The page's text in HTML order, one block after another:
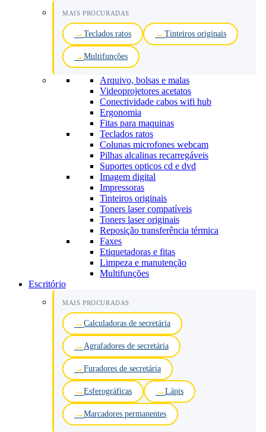
MAIS PROCURADAS
Teclados ratos Tinteiros originais
Multifunções
Arquivo, bolsas e malas
Videoprojetores acetatos
Conectividade cabos wifi hub
Ergonomia
Fitas para maquinas
Teclados ratos
Colunas microfones webcam
Pilhas alcalinas recarregáveis
Suportes opticos cd e dvd
Imagem digital
Impressoras
Tinteiros originais
Toners laser compatíveis
Toners laser originais
Reposição transferência térmica
Faxes
Etiquetadoras e fitas
Limpeza e manutenção
Multifunções
Escritório
MAIS PROCURADAS
Calculadoras de secretária
Agrafadores de secretária
Furadores de secretária
Esferográficas Lápis
Marcadores permanentes